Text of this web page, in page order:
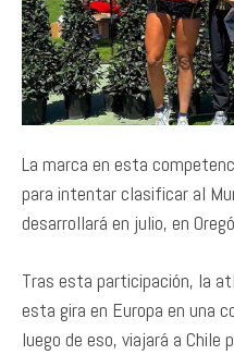
La marca en esta
para intentar clasificar al
desarrollará en julio, en
Tras esta participación, la
esta gira en Europa en una
luego de eso, viajará a Chile